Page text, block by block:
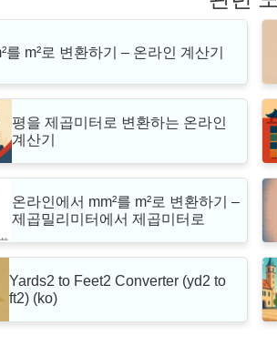
를 m²로 변환하기 – 온라인 계산기
평을 제곱미터로 변환하는 온라인
계산기
온라인에서 mm²를 m²로 변환하기 –
제곱밀리미터에서 제곱미터로
Yards2 to Feet2 Converter (yd2 to
ft2) (ko)